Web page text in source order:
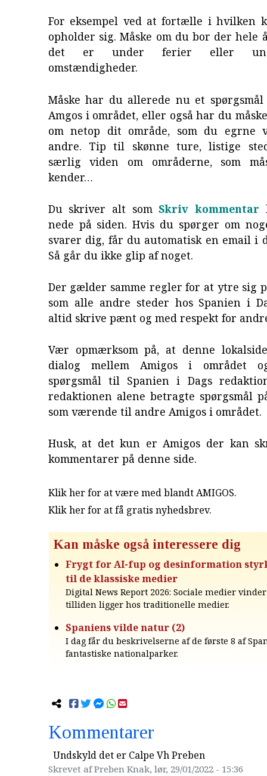
For eksempel ved at fortælle i hvilken
opholder sig. Måske om du bor der hele
det er under ferier eller
omstændigheder.
Måske har du allerede nu et
Amgos i området, eller også har du
om netop dit område, som du egrne
andre. Tip til skønne ture, listige
særlig viden om områderne, som
kender…
Du skriver alt somSkriv kommentar
nede på siden. Hvis du spørger om
svarer dig, får du automatisk en email i
Så går du ikke glip af noget.
Der gælder samme regler for at ytre sig
som alle andre steder hos Spanien i
altid skrive pænt og med respekt for
Vær opmærksom på, at denne
dialog mellem Amigos i området
spørgsmål til Spanien i Dags
redaktionen alene betragte spørgsmål
som værende til andre Amigos i området.
Husk, at det kun er Amigos der kan
kommentarer på denne side.
Klik her for at være med blandt AMIGOS.
Klik her for at få gratis nyhedsbrev.
Kan måske også interessere dig
Frygt for AI-fup og desinformation
til de klassiske medier
Digital News Report 2026: Sociale medier
tilliden ligger hos traditionelle medier.
Spaniens vilde natur (2)
I dag får du beskrivelserne af de første 8 af
fantastiske nationalparker.
Kommentarer
Undskyld det er Calpe Vh Preben
Skrevet af Preben Knak, lør, 29/01/2022 - 15:36